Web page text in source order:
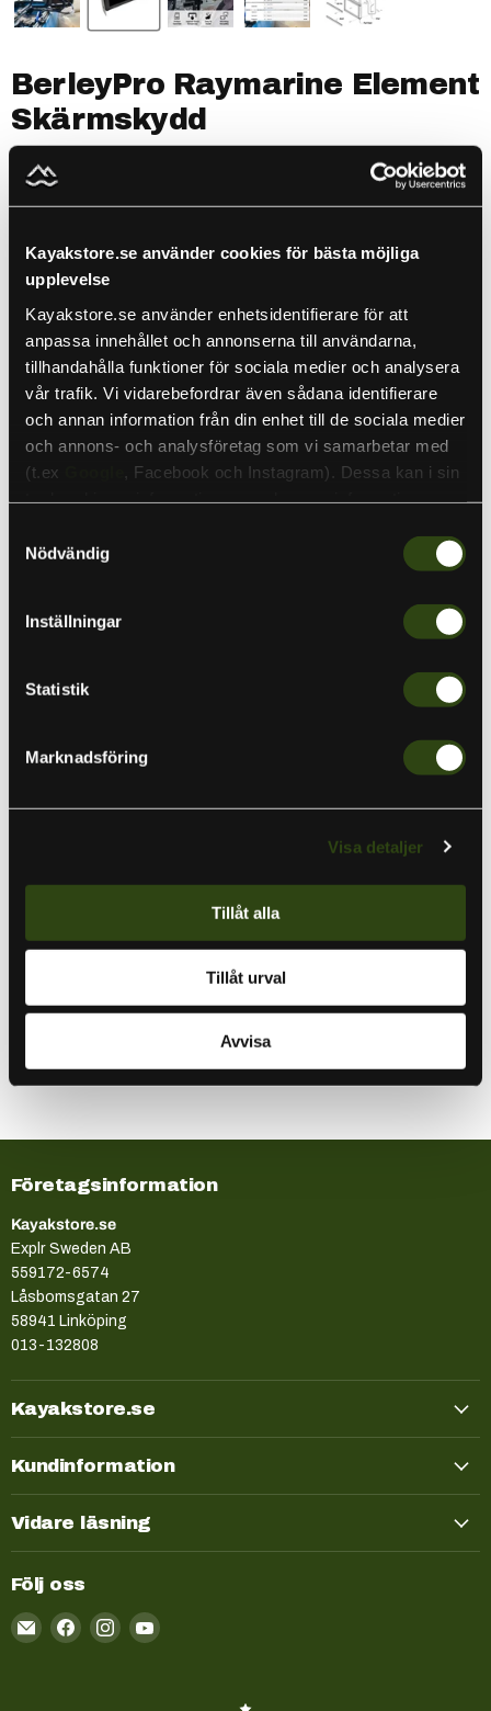
Kayakstore.se använder cookies för bästa möjliga
upplevelse
Kayakstore.se använder enhetsidentifierare för att
anpassa innehållet och annonserna till användarna,
tillhandahålla funktioner för sociala medier och analysera
vår trafik. Vi vidarebefordrar även sådana identifierare
och annan information från din enhet till de sociala medier
och annons- och analysföretag som vi samarbetar med
(t.ex
, Facebook och Instagram). Dessa kan i sin
använt deras tjänster. Detta för att skapa
personanpassade annonser (personalization of ads). Du
Nödvändig
Inställningar
Statistik
Marknadsföring
Visa detaljer
Tillåt alla
Tillåt urval
Avvisa
BerleyPro Raymarine Element
Skärmskydd
byBerleyPro
SKU BP2105
Nuvarande pris
509 kr
Lägsta priset de senaste 30 dagarna:
7" 9" 12"
Kvantitet
Detta skärmskydd är designat för att reducera solstrålar
skarpare bild, möjligheten att dra ner skärmstyrkan (vilket
sparar ström) samt att du får en bättre bild att urskilja
Mer information
Information om tillverkning
Företagsinformation
Kayakstore.se
Explr Sweden AB
559172-6574
Låsbomsgatan 27
58941 Linköping
013-132808
Kayakstore.se
Kundinformation
Vidare läsning
Följ oss
Email
Kayakstore.se